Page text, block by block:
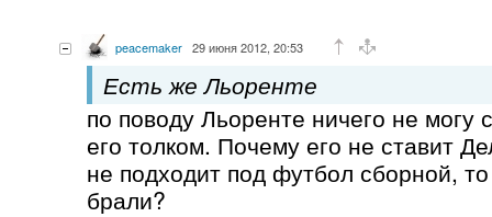
peacemaker 29 июня 2012, 20:53
Есть же Льоренте
по поводу Льоренте ничего не могу
его толком. Почему его не ставит
не подходит под футбол сборной,
брали?